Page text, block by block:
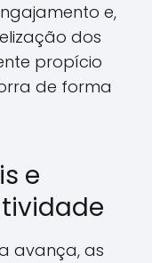
e,
dos
propício
de forma
e
avança, as